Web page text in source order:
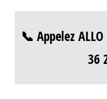
📞 Appelez
36